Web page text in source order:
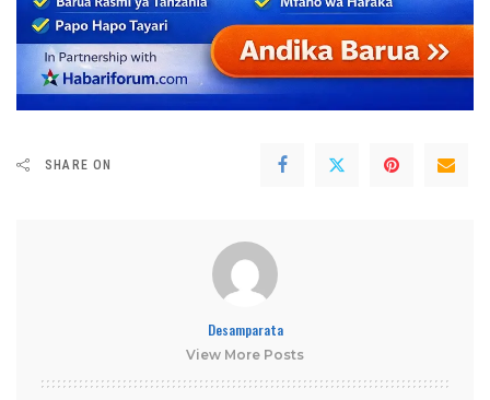
SHARE ON
Desamparata
View More Posts